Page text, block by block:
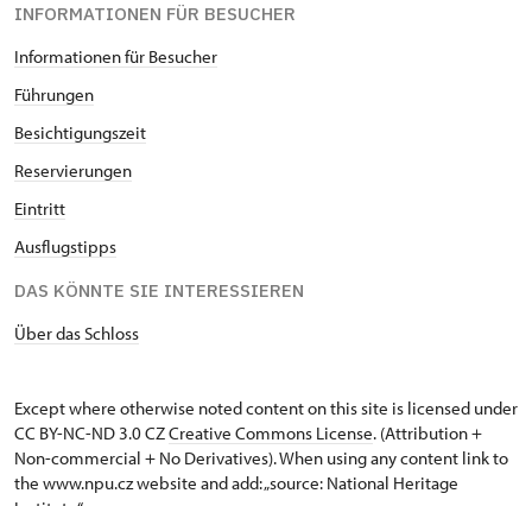
INFORMATIONEN FÜR BESUCHER
Informationen für Besucher
Führungen
Besichtigungszeit
Reservierungen
Eintritt
Ausflugstipps
DAS KÖNNTE SIE INTERESSIEREN
Über das Schloss
Except where otherwise noted content on this site is licensed under
CC BY-NC-ND 3.0 CZCreative Commons License. (Attribution +
Non-commercial + No Derivatives). When using any content link to
the www.npu.cz website and add: „source: National Heritage